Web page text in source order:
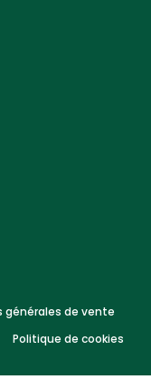
générales de vente
Politique de cookies